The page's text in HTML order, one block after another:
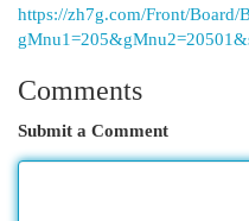
https://zh7g.com/Front/Board/
Comments
Submit a Comment